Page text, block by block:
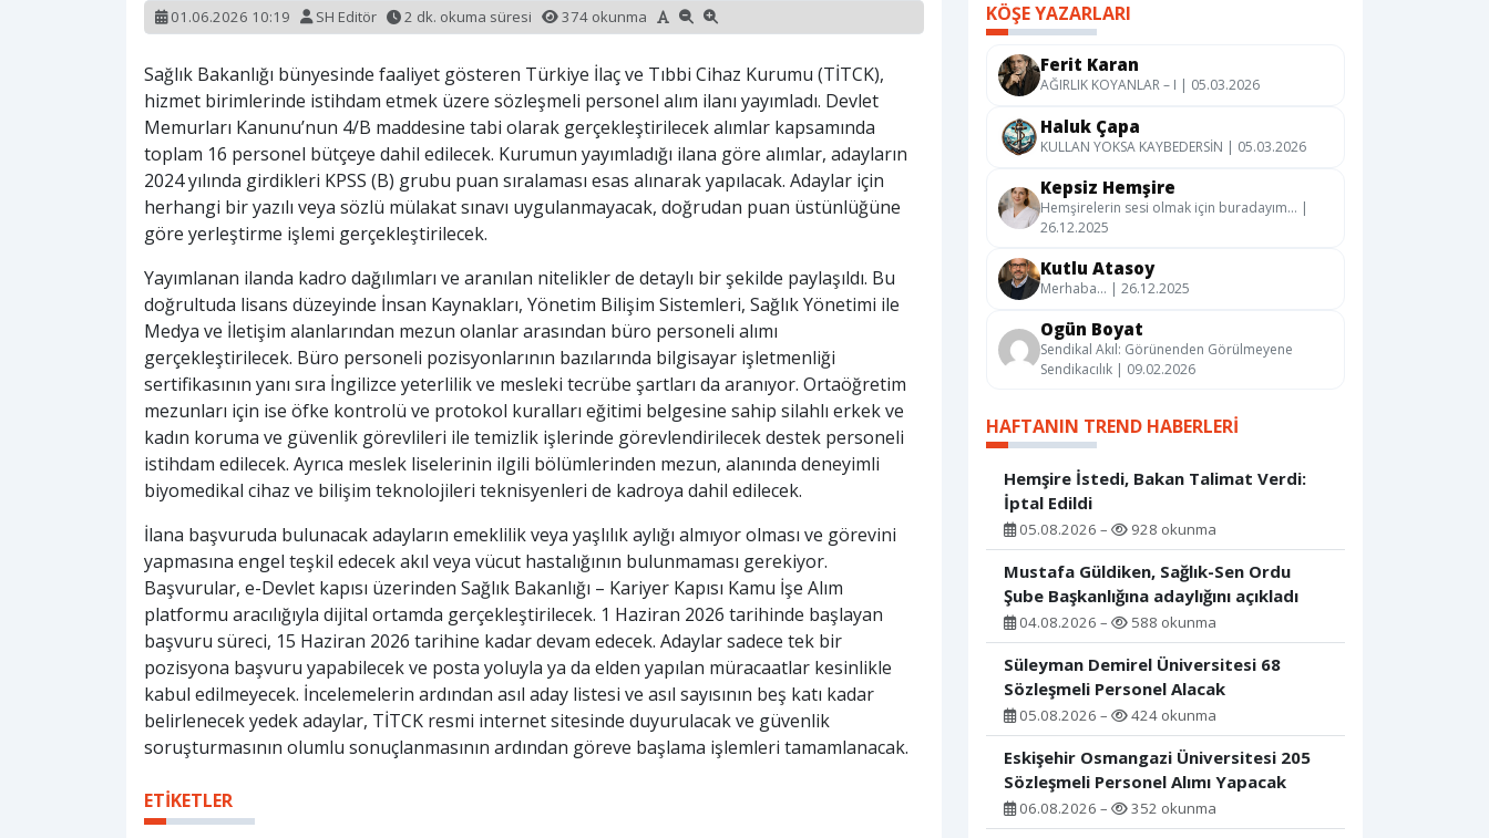
01.06.2026 10:19 SH Editör 2 dk. okuma süresi 374 okunma
Sağlık Bakanlığı bünyesinde faaliyet gösteren Türkiye İlaç ve Tıbbi Cihaz Kurumu (TİTCK),
hizmet birimlerinde istihdam etmek üzere sözleşmeli personel alım ilanı yayımladı. Devlet
Memurları Kanunu’nun 4/B maddesine tabi olarak gerçekleştirilecek alımlar kapsamında
toplam 16 personel bütçeye dahil edilecek. Kurumun yayımladığı ilana göre alımlar, adayların
2024 yılında girdikleri KPSS (B) grubu puan sıralaması esas alınarak yapılacak. Adaylar için
herhangi bir yazılı veya sözlü mülakat sınavı uygulanmayacak, doğrudan puan üstünlüğüne
göre yerleştirme işlemi gerçekleştirilecek.
Yayımlanan ilanda kadro dağılımları ve aranılan nitelikler de detaylı bir şekilde paylaşıldı. Bu
doğrultuda lisans düzeyinde İnsan Kaynakları, Yönetim Bilişim Sistemleri, Sağlık Yönetimi ile
Medya ve İletişim alanlarından mezun olanlar arasından büro personeli alımı
gerçekleştirilecek. Büro personeli pozisyonlarının bazılarında bilgisayar işletmenliği
sertifikasının yanı sıra İngilizce yeterlilik ve mesleki tecrübe şartları da aranıyor. Ortaöğretim
mezunları için ise öfke kontrolü ve protokol kuralları eğitimi belgesine sahip silahlı erkek ve
kadın koruma ve güvenlik görevlileri ile temizlik işlerinde görevlendirilecek destek personeli
istihdam edilecek. Ayrıca meslek liselerinin ilgili bölümlerinden mezun, alanında deneyimli
biyomedikal cihaz ve bilişim teknolojileri teknisyenleri de kadroya dahil edilecek.
İlana başvuruda bulunacak adayların emeklilik veya yaşlılık aylığı almıyor olması ve görevini
yapmasına engel teşkil edecek akıl veya vücut hastalığının bulunmaması gerekiyor.
Başvurular, e-Devlet kapısı üzerinden Sağlık Bakanlığı – Kariyer Kapısı Kamu İşe Alım
platformu aracılığıyla dijital ortamda gerçekleştirilecek. 1 Haziran 2026 tarihinde başlayan
başvuru süreci, 15 Haziran 2026 tarihine kadar devam edecek. Adaylar sadece tek bir
pozisyona başvuru yapabilecek ve posta yoluyla ya da elden yapılan müracaatlar kesinlikle
kabul edilmeyecek. İncelemelerin ardından asıl aday listesi ve asıl sayısının beş katı kadar
belirlenecek yedek adaylar, TİTCK resmi internet sitesinde duyurulacak ve güvenlik
soruşturmasının olumlu sonuçlanmasının ardından göreve başlama işlemleri tamamlanacak.
ETİKETLER
KÖŞE YAZARLARI
Ferit Karan
AĞIRLIK KOYANLAR – I | 05.03.2026
Haluk Çapa
KULLAN YOKSA KAYBEDERSİN | 05.03.2026
Kepsiz Hemşire
Hemşirelerin sesi olmak için buradayım… |
26.12.2025
Kutlu Atasoy
Merhaba… | 26.12.2025
Ogün Boyat
Sendikal Akıl: Görünenden Görülmeyene
Sendikacılık | 09.02.2026
HAFTANIN TREND HABERLERI
Hemşire İstedi, Bakan Talimat Verdi:
İptal Edildi
05.08.2026 – 928 okunma
Mustafa Güldiken, Sağlık-Sen Ordu
Şube Başkanlığına adaylığını açıkladı
04.08.2026 – 588 okunma
Süleyman Demirel Üniversitesi 68
Sözleşmeli Personel Alacak
05.08.2026 – 424 okunma
Eskişehir Osmangazi Üniversitesi 205
Sözleşmeli Personel Alımı Yapacak
06.08.2026 – 352 okunma